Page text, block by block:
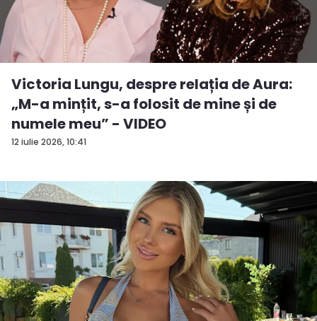
12 iulie 2026, 10:41
Victoria Lungu, despre relația de Aura:
„M-a mințit, s-a folosit de mine și de
numele meu” - VIDEO